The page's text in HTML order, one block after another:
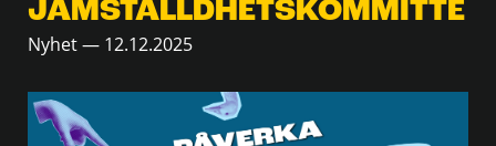
JÄMSTÄLLDHETSKOMMITTÉ
Nyhet — 12.12.2025